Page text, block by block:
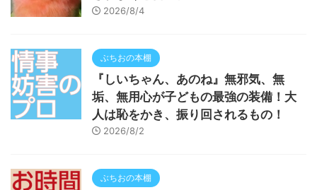
2026/8/4
ぶちおの本棚
『しいちゃん、あのね』無邪気、無
垢、無用心が子どもの最強の装備！大
人は恥をかき、振り回されるもの！
2026/8/2
ぶちおの本棚